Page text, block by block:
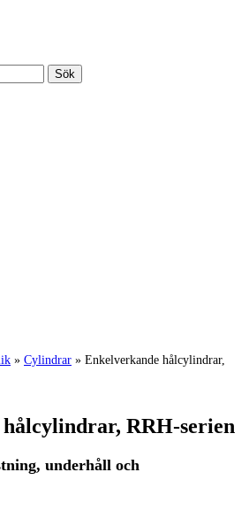
Sök
» Cylindrar » Enkelverkande hålcylindrar,
RRH-serien
underhåll och